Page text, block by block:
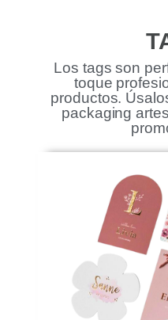
Los tags son
toque
productos.
packaging